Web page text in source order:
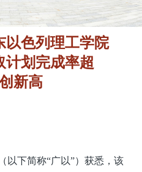
以色列理工学院
计划完成率超
新高
以下简称“广以”）获悉，该